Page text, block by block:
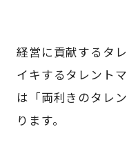
経営に貢献するタ
イキするタレント
は「両利きのタレ
ります。